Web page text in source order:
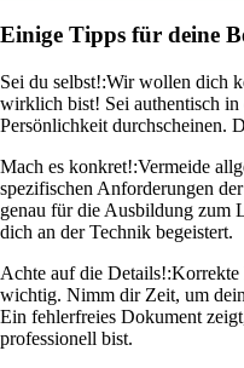
Einige Tipps für deine
Sei du selbst!:Wir wollen dich
wirklich bist! Sei authentisch in
Persönlichkeit durchscheinen.
Mach es konkret!:Vermeide
spezifischen Anforderungen
genau für die Ausbildung zum
dich an der Technik begeistert.
Achte auf die Details!:Korrekte
wichtig. Nimm dir Zeit, um
Ein fehlerfreies Dokument
professionell bist.